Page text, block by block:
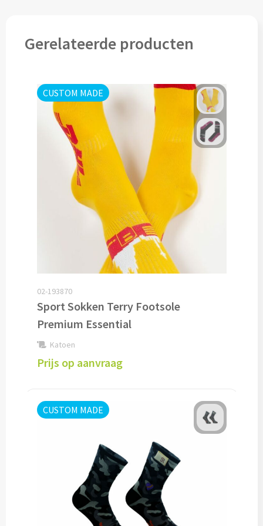
Proteine shakers bedrukken
IJsblokjes bedrukken
Rietjes bedrukken
Alle drinkwaren
Custom made
Custom made drinkflessen
Custom made IZY Bottles
Lunchboxen bedrukken
Lunchbekers bedrukken
Voedselcontainers bedrukken
Saladeboxen bedrukken
Pepermunt bedrukken
Snoeppotten bedrukken
Snoepblikken bedrukken
Gerelateerde producten
CUSTOM MADE
02-193870
Sport Sokken Terry Footsole
Premium Essential
Katoen
Prijs op aanvraag
CUSTOM MADE